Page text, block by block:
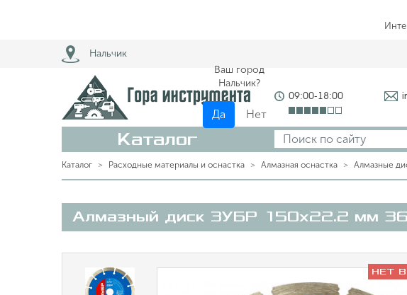
Нальчик
Ваш город
Нальчик?
Да Нет
09:00-18:00
Каталог
Каталог Расходные материалы и оснастка Алмазная оснастка Алмазные
Алмазный диск ЗУБР 150х22.2 мм
НЕТ